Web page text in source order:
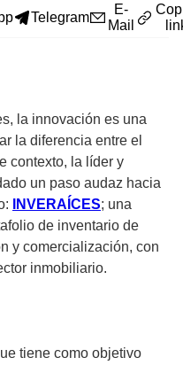
Telegram
E-
Mail
la innovación es una
la diferencia entre el
contexto, la líder y
un paso audaz hacia
INVERAÍCES; una
de inventario de
y comercialización, con
inmobiliario.
tiene como objetivo